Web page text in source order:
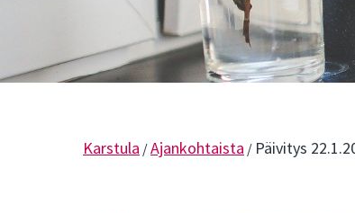
Karstula /Ajankohtaista / Päivitys